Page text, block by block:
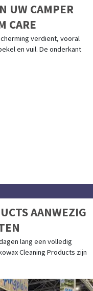
UW CAMPER
CARE
verdient, vooral
en vuil. De onderkant
AANWEZIG
lang een volledig
Cleaning Products zijn